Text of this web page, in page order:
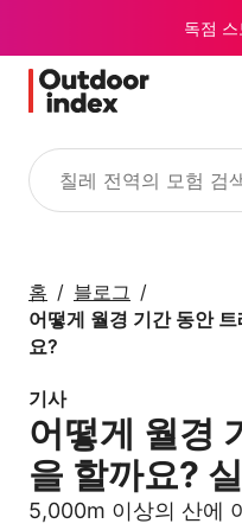
독점
검색
홈
블로그
어떻게 월경 기간 동안
요?
기사
어떻게 월경
을 할까요?
5,000m 이상의 산에
칠
험